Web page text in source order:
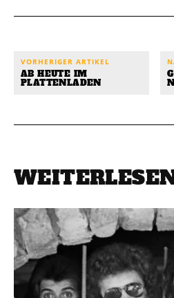
VORHERIGER ARTIKEL
AB HEUTE IM
PLATTENLADEN